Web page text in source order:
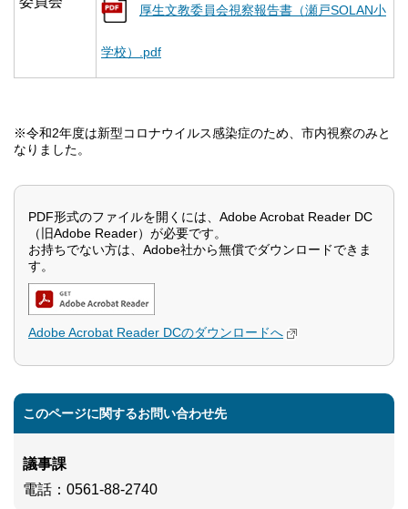
厚生文教委員会視察報告書（瀬戸SOLAN小
学校）.pdf
※令和2年度は新型コロナウイルス感染症のため、市内視察のみと
なりました。
PDF形式のファイルを開くには、Adobe Acrobat Reader DC
（旧Adobe Reader）が必要です。
お持ちでない方は、Adobe社から無償でダウンロードできま
す。
Adobe Acrobat Reader DCのダウンロードへ
このページに関するお問い合わせ先
議事課
電話 ：0561-88-2740